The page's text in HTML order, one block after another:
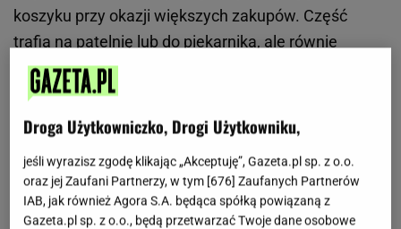
koszyku przy okazji większych zakupów. Część
trafia na patelnię lub do piekarnika, ale równie
dobrze sprawdzają się jako baza do przygotowania
pożywnej zupy.
korzeniowymi daje delikatny smak i przyjemną
proste dania przygotowane z łatwo dostępnych
produktów.
Droga Użytkowniczko, Drogi Użytkowniku,
jeśli wyrazisz zgodę klikając „Akceptuję”, Gazeta.pl sp. z o.o.
oraz jej Zaufani Partnerzy, w tym [676] Zaufanych Partnerów
IAB, jak również Agora S.A. będąca spółką powiązaną z
Gazeta.pl sp. z o.o., będą przetwarzać Twoje dane osobowe